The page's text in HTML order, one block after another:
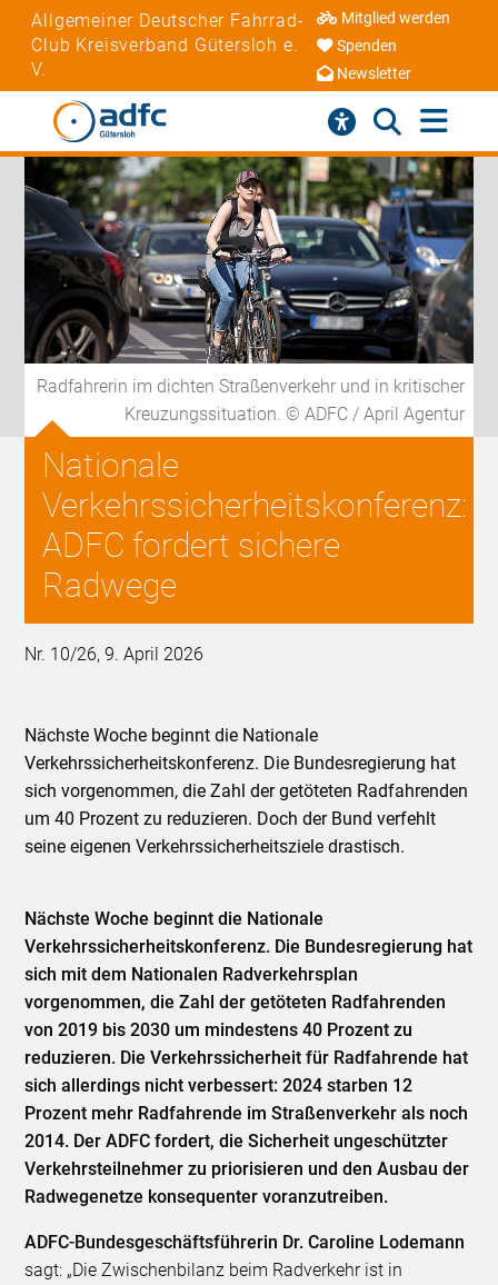
Allgemeiner Deutscher Fahrrad-
Club Kreisverband Gütersloh e.
V.
Mitglied werden
Spenden
Newsletter
Radfahrerin im dichten Straßenverkehr und in kritischer
Kreuzungssituation. © ADFC / April Agentur
Nationale
Verkehrssicherheitskonferenz:
ADFC fordert sichere
Radwege
Nr. 10/26, 9. April 2026
Nächste Woche beginnt die Nationale
Verkehrssicherheitskonferenz. Die Bundesregierung hat
sich vorgenommen, die Zahl der getöteten Radfahrenden
um 40 Prozent zu reduzieren. Doch der Bund verfehlt
seine eigenen Verkehrssicherheitsziele drastisch.
Nächste Woche beginnt die Nationale
Verkehrssicherheitskonferenz. Die Bundesregierung hat
sich mit dem Nationalen Radverkehrsplan
vorgenommen, die Zahl der getöteten Radfahrenden
von 2019 bis 2030 um mindestens 40 Prozent zu
reduzieren. Die Verkehrssicherheit für Radfahrende hat
sich allerdings nicht verbessert: 2024 starben 12
Prozent mehr Radfahrende im Straßenverkehr als noch
2014. Der ADFC fordert, die Sicherheit ungeschützter
Verkehrsteilnehmer zu priorisieren und den Ausbau der
Radwegenetze konsequenter voranzutreiben.
ADFC-Bundesgeschäftsführerin Dr. Caroline Lodemann
sagt: „Die Zwischenbilanz beim Radverkehr ist in